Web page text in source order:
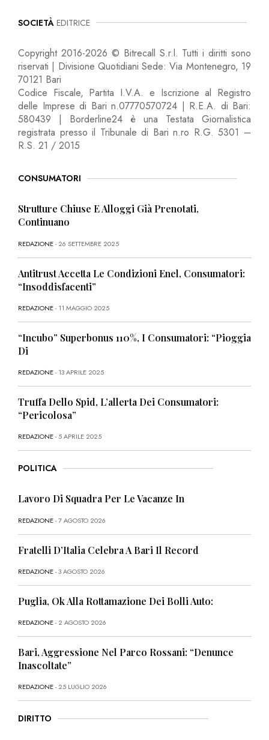
SOCIETÀ EDITRICE
Copyright 2016-2026 © Bitrecall S.r.l. Tutti i diritti sono
riservati | Divisione Quotidiani Sede: Via Montenegro, 19
70121 Bari
Codice Fiscale, Partita I.V.A. e Iscrizione al Registro
delle Imprese di Bari n.07770570724 | R.E.A. di Bari:
580439 | Borderline24 è una Testata Giornalistica
registrata presso il Tribunale di Bari n.ro R.G. 5301 –
R.S. 21 / 2015
CONSUMATORI
Strutture Chiuse E Alloggi Già Prenotati,
Continuano
REDAZIONE- 26 SETTEMBRE 2025
Antitrust Accetta Le Condizioni Enel, Consumatori:
“Insoddisfacenti”
REDAZIONE- 11 MAGGIO 2025
“Incubo” Superbonus 110%, I Consumatori: “Pioggia
Di
REDAZIONE- 13 APRILE 2025
Truffa Dello Spid, L’allerta Dei Consumatori:
“Pericolosa”
REDAZIONE- 5 APRILE 2025
POLITICA
Lavoro Di Squadra Per Le Vacanze In
REDAZIONE- 7 AGOSTO 2026
Fratelli D’Italia Celebra A Bari Il Record
REDAZIONE- 3 AGOSTO 2026
Puglia, Ok Alla Rottamazione Dei Bolli Auto:
REDAZIONE- 2 AGOSTO 2026
Bari, Aggressione Nel Parco Rossani: “Denunce
Inascoltate”
REDAZIONE- 25 LUGLIO 2026
DIRITTO